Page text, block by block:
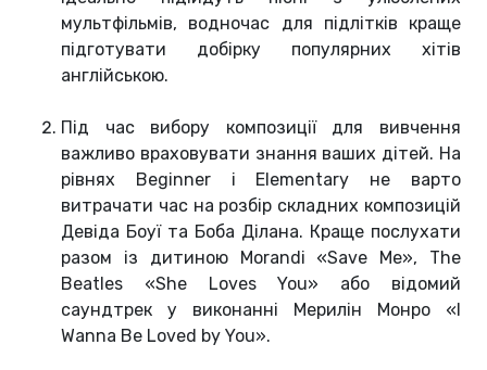
мультфільмів, водночас для підлітків краще
підготувати добірку популярних хітів
англійською.
Під час вибору композиції для вивчення
важливо враховувати знання ваших дітей. На
рівнях Beginner і Elementary не варто
витрачати час на розбір складних композицій
Девіда Боуї та Боба Ділана. Краще послухати
разом із дитиною Morandi «Save Me», The
Beatles «She Loves You» або відомий
саундтрек у виконанні Мерилін Монро «I
Wanna Be Loved by You».